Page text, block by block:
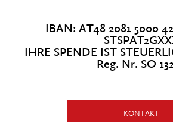
IBAN: AT48 2081 5000
IHRE SPENDE IST
Reg. Nr. SO
KONTAKT